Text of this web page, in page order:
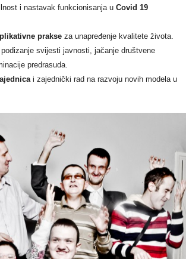
i nastavak funkcionisanja u Covid 19
prakse za unapređenje kvalitete života.
svijesti javnosti, jačanje društvene
predrasuda.
i zajednički rad na razvoju novih modela u